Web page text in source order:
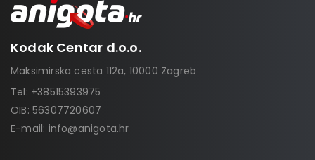
Kodak Centar d.o.o.
Maksimirska cesta 112a, 10000 Zagreb
Tel: +38515393975
OIB: 56307720607
E-mail: info@anigota.hr